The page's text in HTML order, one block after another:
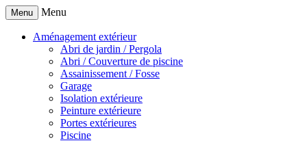
Menu Menu
Aménagement extérieur
Abri de jardin / Pergola
Abri / Couverture de piscine
Assainissement / Fosse
Garage
Isolation extérieure
Peinture extérieure
Portes extérieures
Piscine